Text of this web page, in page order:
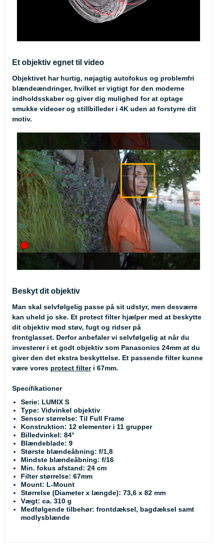
Et objektiv egnet til video
Objektivet har hurtig, nøjagtig autofokus og problemfri
blændeændringer, hvilket er vigtigt for den moderne
indholdsskaber og giver dig mulighed for at optage
smukke videoer og stillbilleder i 4K uden at forstyrre dit
motiv.
Beskyt dit objektiv
Man skal selvfølgelig passe på sit udstyr, men desværre
kan uheld jo ske. Et protect filter hjælper med at beskytte
dit objektiv mod støv, fugt og ridser på
frontglasset. Derfor anbefaler vi selvfølgelig at når du
investerer i et godt objektiv som Panasonics 24mm at du
giver den det ekstra beskyttelse. Et passende filter kunne
være vores protect filter i 67mm.
Specifikationer
Serie: LUMIX S
Type: Vidvinkel objektiv
Sensor størrelse: Til Full Frame
Konstruktion: 12 elementer i 11 grupper
Billedvinkel: 84°
Blændeblade: 9
Største blændeåbning: f/1,8
Mindste blændeåbning: f/16
Min. fokus afstand: 24 cm
Filter størrelse: 67mm
Mount: L-Mount
Størrelse (Diameter x længde): 73,6 x 82 mm
Vægt: ca. 310 g
Medfølgende tilbehør: frontdæksel, bagdæksel samt
modlysblænde